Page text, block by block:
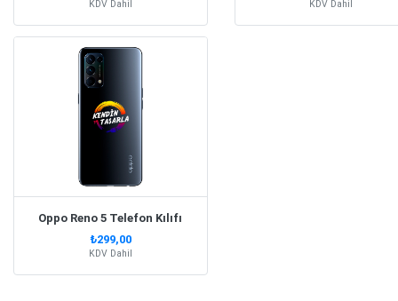
KDV Dahil KDV Dahil
Oppo Reno 5 Telefon Kılıfı
₺299,00
KDV Dahil